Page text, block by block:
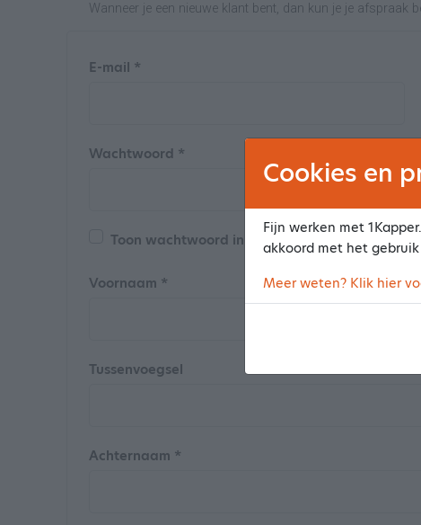
Wanneer je een nieuwe klant bent, dan kun je je afspraak
E-mail *
Wachtwoord *
Toon wachtwoord in de bevestigingsmail
Voornaam *
Tussenvoegsel
Achternaam *
Cookies en
Fijn werken met
akkoord met het
Meer weten? Klik hier